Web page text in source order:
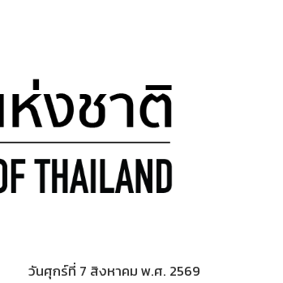
วันศุกร์ที่ 7 สิงหาคม พ.ศ. 2569